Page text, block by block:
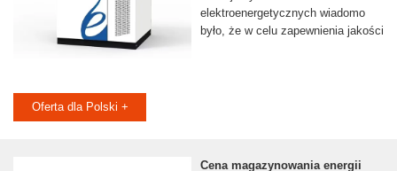
elektroenergetycznych wiadomo
było, że w celu zapewnienia jakości
Oferta dla Polski +
Cena magazynowania energii